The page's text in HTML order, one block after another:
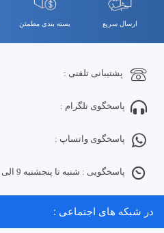
ارسال سریع بسته بندی مطمئن
پشتیبانی تلفنی :
پاسخگوی تلگرام :
پاسخگوی واتساپ :
پاسخگویی : شنبه تا پنجشنبه 9 الی 14 و 17 الی 20
در شبکه های اجتماعی :